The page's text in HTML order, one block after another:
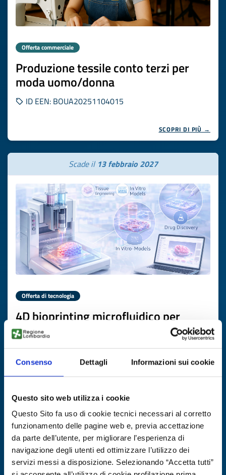
Consenso Dettagli Informazioni sui cookie
Questo sito web utilizza i cookie
Questo Sito fa uso di cookie tecnici necessari al corretto
funzionamento delle pagine web e, previa accettazione
da parte dell’utente, per migliorare l’esperienza di
navigazione degli utenti ed ottimizzare l’utilizzo dei
servizi messi a disposizione. Selezionando “Accetta tutti”
Offerta commerciale
Produzione tessile conto terzi per
moda uomo/donna
ID EEN: BOUA20251104015
SCOPRI DI PIÙ →
Scade il 13 febbraio 2027
Offerta di tecnologia
4D bioprinting microfluidico per
biomateriali a bassa viscosità e
costrutti complessi
ID EEN: TOGB20251203026
Scade il05 febbraio 2027